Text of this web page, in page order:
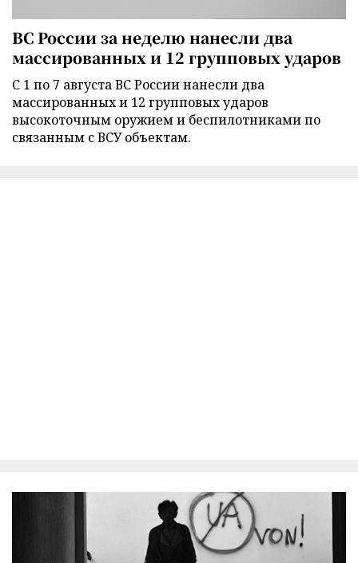
ВС России за неделю нанесли два
массированных и 12 групповых ударов
С 1 по 7 августа ВС России нанесли два
массированных и 12 групповых ударов
высокоточным оружием и беспилотниками по
связанным с ВСУ объектам.